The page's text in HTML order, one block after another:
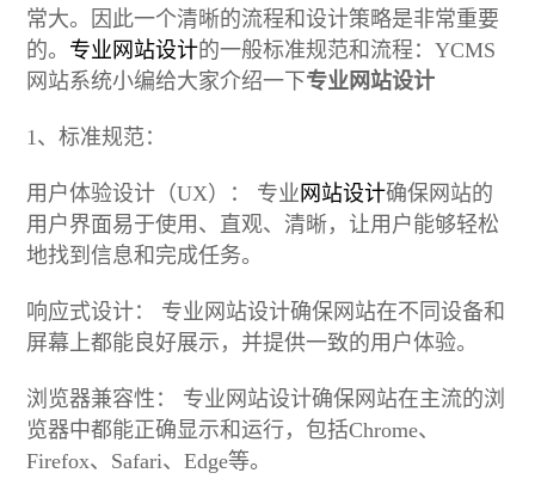
常大。因此一个清晰的流程和设计策略是非常重要
的。 专业网站设计的一般标准规范和流程：YCMS
网站系统小编给大家介绍一下专业网站设计
1、标准规范：
用户体验设计（UX）： 专业 网站设计确保网站的
用户界面易于使用、直观、清晰，让用户能够轻松
地找到信息和完成任务。
响应式设计： 专业网站设计确保网站在不同设备和
屏幕上都能良好展示，并提供一致的用户体验。
浏览器兼容性： 专业网站设计确保网站在主流的浏
览器中都能正确显示和运行，包括Chrome、
Firefox、Safari、Edge等。